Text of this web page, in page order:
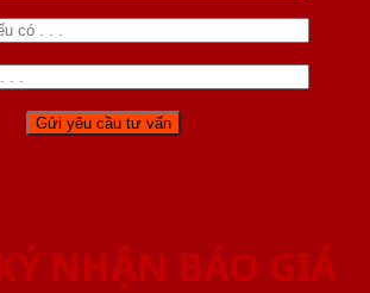
NHẬN BÁO GIÁ